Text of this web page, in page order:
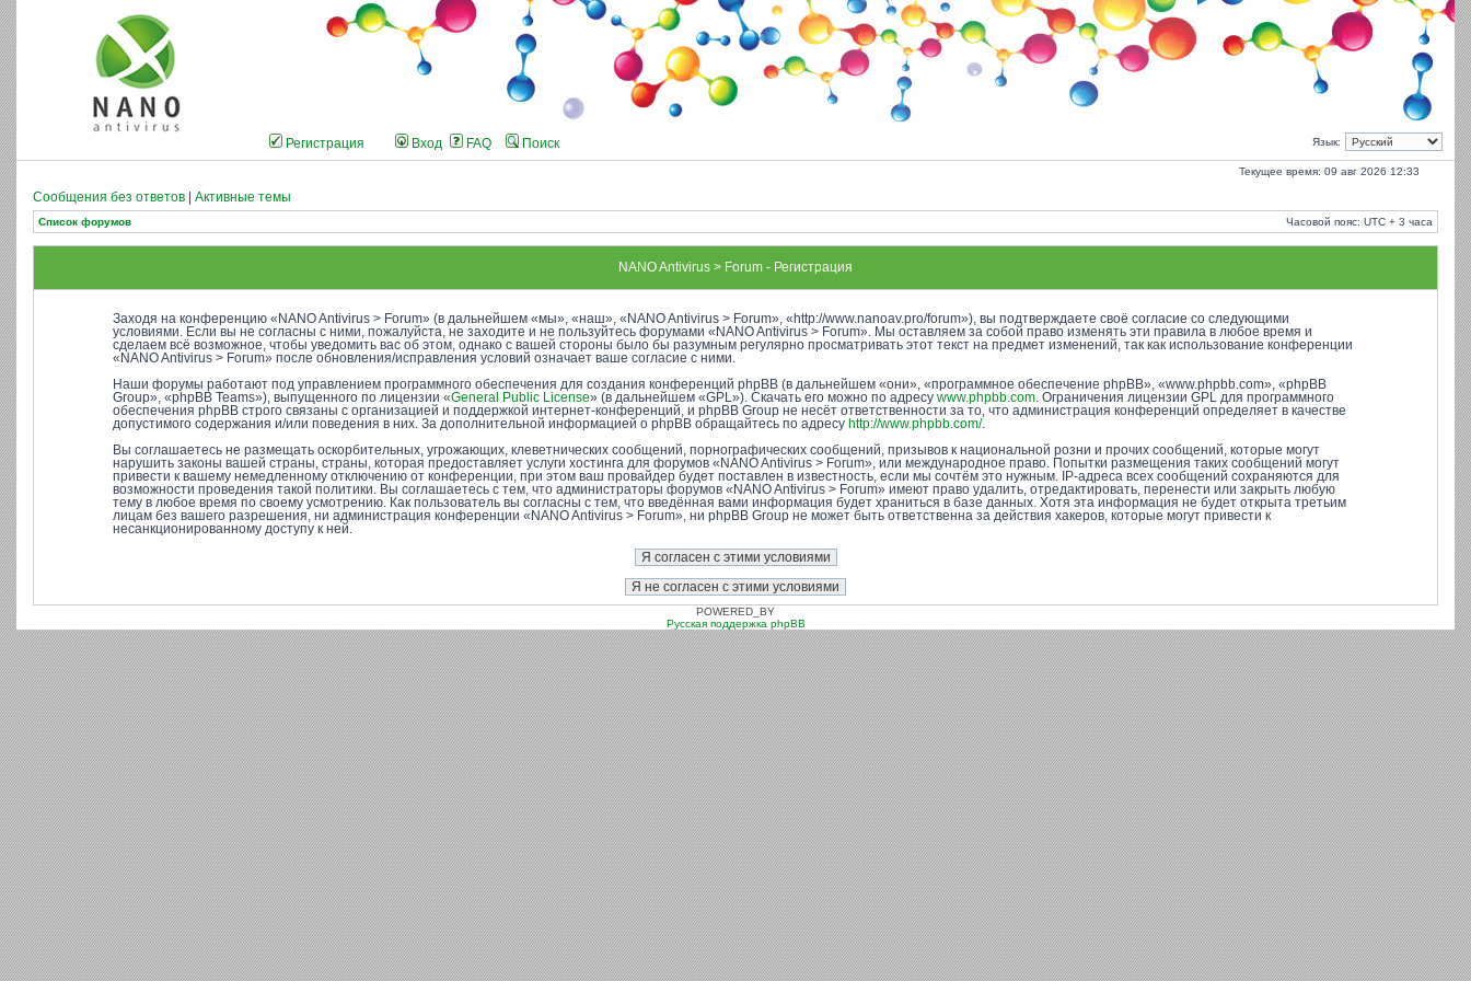
Язык:
Регистрация Вход FAQ Поиск
Текущее время: 09 авг 2026 12:33
Сообщения без ответов Активные темы
Список форумов Часовой пояс: UTC + 3 часа
NANO Antivirus > Forum - Регистрация
Заходя на конференцию «NANO Antivirus > Forum» (в дальнейшем «мы», «наш», «NANO Antivirus > Forum», «http://www.nanoav.pro/forum»), вы подтверждаете своё согласие со следующими
условиями. Если вы не согласны с ними, пожалуйста, не заходите и не пользуйтесь форумами «NANO Antivirus > Forum». Мы оставляем за собой право изменять эти правила в любое время и
сделаем всё возможное, чтобы уведомить вас об этом, однако с вашей стороны было бы разумным регулярно просматривать этот текст на предмет изменений, так как использование конференции
«NANO Antivirus > Forum» после обновления/исправления условий означает ваше согласие с ними.
Наши форумы работают под управлением программного обеспечения для создания конференций phpBB (в дальнейшем «они», «программное обеспечение phpBB», «www.phpbb.com», «phpBB
Group», «phpBB Teams»), выпущенного по лицензии «General Public License» (в дальнейшем «GPL»). Скачать его можно по адресу www.phpbb.com . Ограничения лицензии GPL для программного
обеспечения phpBB строго связаны с организацией и поддержкой интернет-конференций, и phpBB Group не несёт ответственности за то, что администрация конференций определяет в качестве
допустимого содержания и/или поведения в них. За дополнительной информацией о phpBB обращайтесь по адресу http://www.phpbb.com/.
Вы соглашаетесь не размещать оскорбительных, угрожающих, клеветнических сообщений, порнографических сообщений, призывов к национальной розни и прочих сообщений, которые могут
нарушить законы вашей страны, страны, которая предоставляет услуги хостинга для форумов «NANO Antivirus > Forum», или международное право. Попытки размещения таких сообщений могут
привести к вашему немедленному отключению от конференции, при этом ваш провайдер будет поставлен в известность, если мы сочтём это нужным. IP-адреса всех сообщений сохраняются для
возможности проведения такой политики. Вы соглашаетесь с тем, что администраторы форумов «NANO Antivirus > Forum» имеют право удалить, отредактировать, перенести или закрыть любую
тему в любое время по своему усмотрению. Как пользователь вы согласны с тем, что введённая вами информация будет храниться в базе данных. Хотя эта информация не будет открыта третьим
лицам без вашего разрешения, ни администрация конференции «NANO Antivirus > Forum», ни phpBB Group не может быть ответственна за действия хакеров, которые могут привести к
несанкционированному доступу к ней.
POWERED_BY
Русская поддержка phpBB